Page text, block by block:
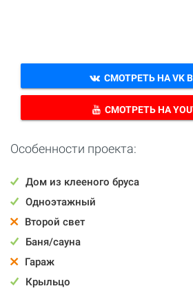
СМОТРЕТЬ НА VK
СМОТРЕТЬ НА
Особенности проекта:
Дом из клееного бруса
Одноэтажный
Второй свет
Баня/сауна
Гараж
Крыльцо